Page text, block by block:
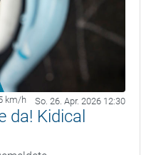
km/h So. 26. Apr. 2026 12:30
da! Kidical